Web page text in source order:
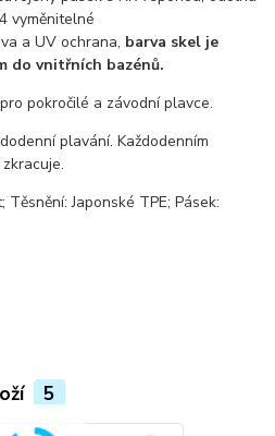
vyměnitelné
a UV ochrana, barva skel je
do vnitřních bazénů.
pokročilé a závodní plavce.
plavání. Každodenním
Japonské TPE; Pásek:
5